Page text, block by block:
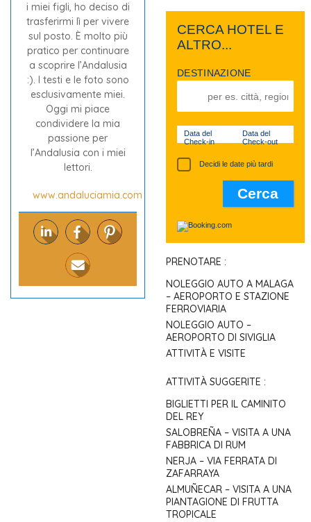
i miei figli, ho deciso di
trasferirmi lì per vivere
sul posto. È molto più
pratico per continuare
a scoprire l’Andalusia
:). I testi e le foto sono
esclusivamente miei.
Oggi mi piace
condividere la mia
passione per
l’Andalusia con i miei
lettori.
www.andaluciamia.com
CERCA HOTEL E
ALTRO...
DESTINAZIONE
Data del
Check-in
Data del
Check-out
Decidi le date più tardi
PRENOTARE :
NOLEGGIO AUTO A MALAGA
– AEROPORTO E STAZIONE
FERROVIARIA
NOLEGGIO AUTO –
AEROPORTO DI SIVIGLIA
ATTIVITÀ E VISITE
ATTIVITÀ SUGGERITE :
BIGLIETTI PER IL CAMINITO
DEL REY
SALOBREÑA – VISITA A UNA
FABBRICA DI RUM
NERJA – VIA FERRATA DI
ZAFARRAYA
ALMUÑECAR – VISITA A UNA
PIANTAGIONE DI FRUTTA
TROPICALE